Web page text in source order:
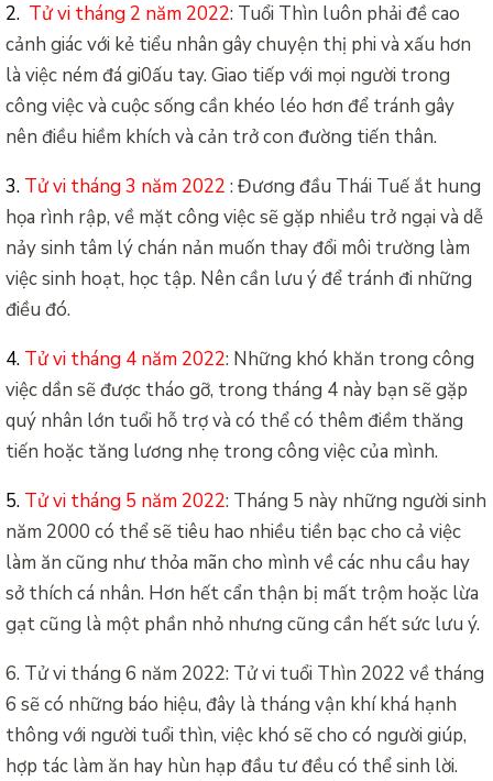
2. Tử vi tháng 2 năm 2022: Tuổi Thìn luôn phải đề cao
cảnh giác với kẻ tiểu nhân gây chuyện thị phi và xấu hơn
là việc ném đá gi0ấu tay. Giao tiếp với mọi người trong
công việc và cuộc sống cần khéo léo hơn để tránh gây
nên điều hiềm khích và cản trở con đường tiến thân.
3. Tử vi tháng 3 năm 2022 : Đương đầu Thái Tuế ắt hung
họa rình rập, về mặt công việc sẽ gặp nhiều trở ngại và dễ
nảy sinh tâm lý chán nản muốn thay đổi môi trường làm
việc sinh hoạt, học tập. Nên cần lưu ý để tránh đi những
điều đó.
4.Tử vi tháng 4 năm 2022: Những khó khăn trong công
việc dần sẽ được tháo gỡ, trong tháng 4 này bạn sẽ gặp
quý nhân lớn tuổi hỗ trợ và có thể có thêm điềm thăng
tiến hoặc tăng lương nhẹ trong công việc của mình.
5.Tử vi tháng 5 năm 2022: Tháng 5 này những người sinh
năm 2000 có thể sẽ tiêu hao nhiều tiền bạc cho cả việc
làm ăn cũng như thỏa mãn cho mình về các nhu cầu hay
sở thích cá nhân. Hơn hết cẩn thận bị mất trộm hoặc lừa
gạt cũng là một phần nhỏ nhưng cũng cần hết sức lưu ý.
6. Tử vi tháng 6 năm 2022: Tử vi tuổi Thìn 2022 về tháng
6 sẽ có những báo hiệu, đây là tháng vận khí khá hạnh
thông với người tuổi thìn, việc khó sẽ cho có người giúp,
hợp tác làm ăn hay hùn hạp đầu tư đều có thể sinh lời.